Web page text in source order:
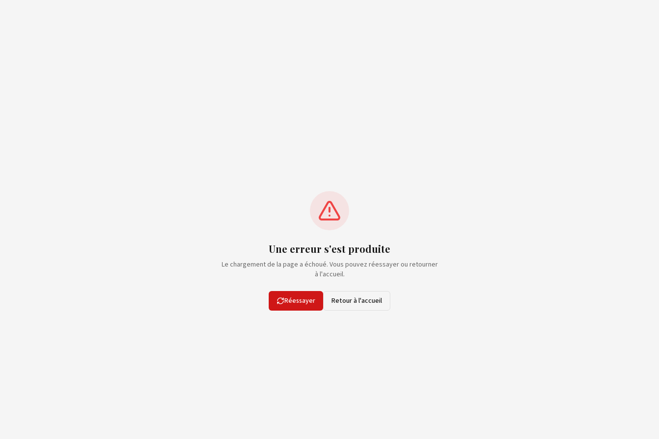
Une erreur s'est produite
Le chargement de la page a échoué. Vous pouvez réessayer ou retourner
à l'accueil.
Réessayer Retour à l'accueil